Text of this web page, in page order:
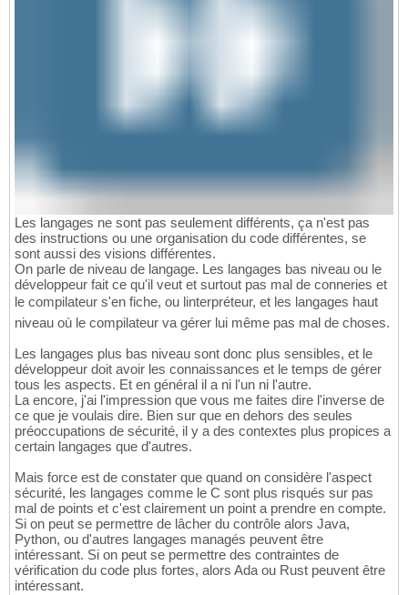
Les langages ne sont pas seulement différents, ça n'est pas
des instructions ou une organisation du code différentes, se
sont aussi des visions différentes.
On parle de niveau de langage. Les langages bas niveau ou le
développeur fait ce qu'il veut et surtout pas mal de conneries et
le compilateur s'en fiche, ou linterpréteur, et les langages haut
niveau où le compilateur va gérer lui même pas mal de choses.
Les langages plus bas niveau sont donc plus sensibles, et le
développeur doit avoir les connaissances et le temps de gérer
tous les aspects. Et en général il a ni l'un ni l'autre.
La encore, j'ai l'impression que vous me faites dire l'inverse de
ce que je voulais dire. Bien sur que en dehors des seules
préoccupations de sécurité, il y a des contextes plus propices a
certain langages que d'autres.
Mais force est de constater que quand on considère l'aspect
sécurité, les langages comme le C sont plus risqués sur pas
mal de points et c'est clairement un point a prendre en compte.
Si on peut se permettre de lâcher du contrôle alors Java,
Python, ou d'autres langages managés peuvent être
intéressant. Si on peut se permettre des contraintes de
vérification du code plus fortes, alors Ada ou Rust peuvent être
intéressant.